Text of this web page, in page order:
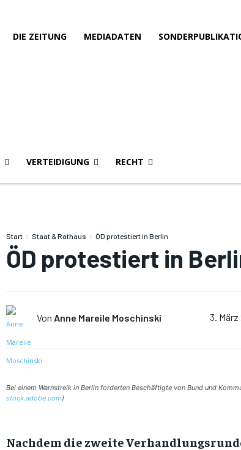
DIE ZEITUNG MEDIADATEN
VERTEIDIGUNG RECHT
Start Staat & Rathaus ÖD protestiert in Berlin
ÖD protestiert in
Von Anne Mareile Moschinski 3. März
Bei einem Warnstreik in Berlin forderten Beschäftigte von Bund und
stock.adobe.com)
Nachdem die zweite